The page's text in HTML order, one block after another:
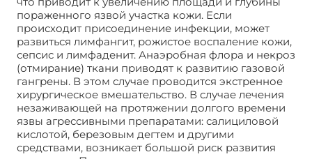
пораженного язвой участка кожи. Если
происходит присоединение инфекции, может
развиться лимфангит, рожистое воспаление кожи,
сепсис и лимфаденит. Анаэробная флора и некроз
(отмирание) ткани приводят к развитию газовой
гангрены. В этом случае проводится экстренное
хирургическое вмешательство. В случае лечения
незаживающей на протяжении долгого времени
язвы агрессивными препаратами: салициловой
кислотой, березовым дегтем и другими
средствами, возникает большой риск развития